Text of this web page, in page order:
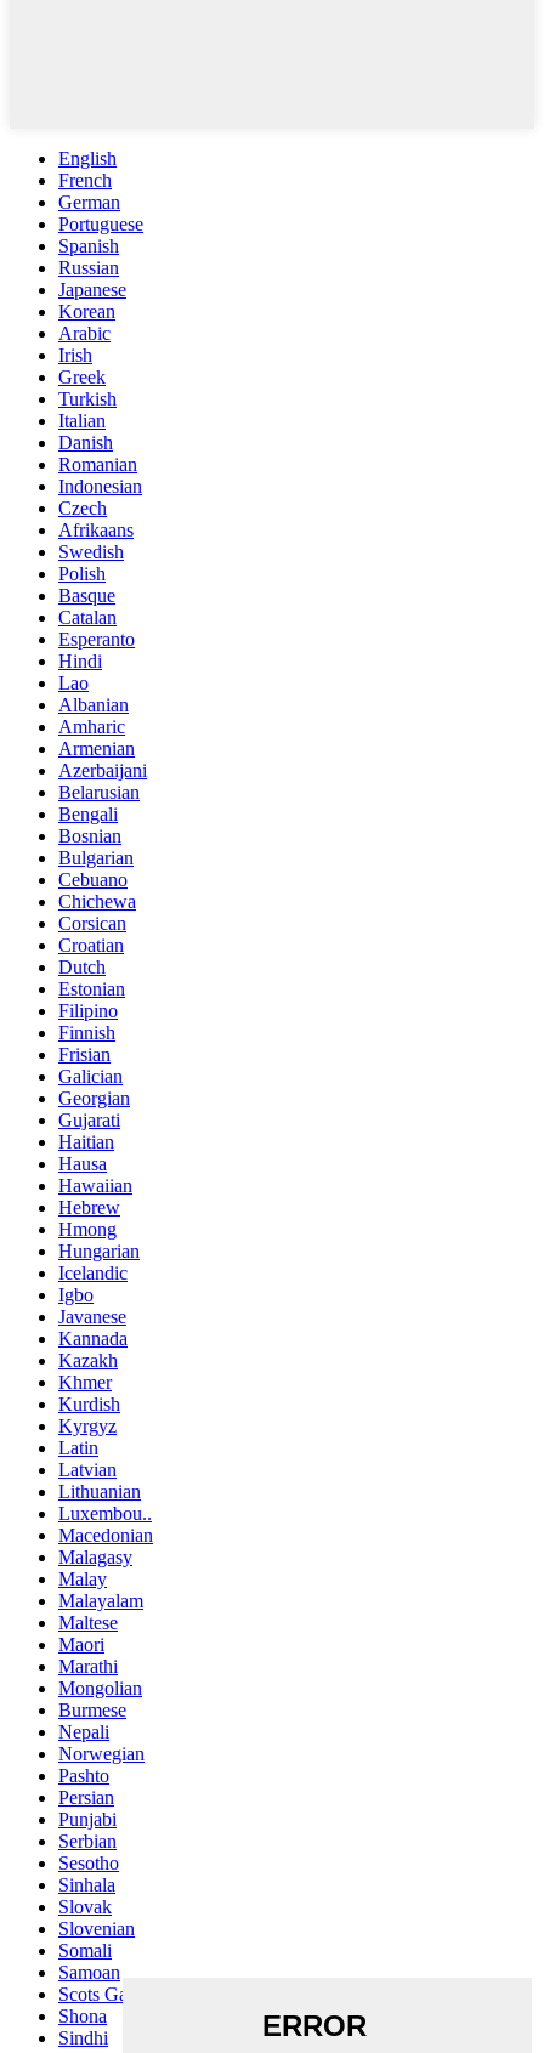
English
French
German
Portuguese
Spanish
Russian
Japanese
Korean
Arabic
Irish
Greek
Turkish
Italian
Danish
Romanian
Indonesian
Czech
Afrikaans
Swedish
Polish
Basque
Catalan
Esperanto
Hindi
Lao
Albanian
Amharic
Armenian
Azerbaijani
Belarusian
Bengali
Bosnian
Bulgarian
Cebuano
Chichewa
Corsican
Croatian
Dutch
Estonian
Filipino
Finnish
Frisian
Galician
Georgian
Gujarati
Haitian
Hausa
Hawaiian
Hebrew
Hmong
Hungarian
Icelandic
Igbo
Javanese
Kannada
Kazakh
Khmer
Kurdish
Kyrgyz
Latin
Latvian
Lithuanian
Luxembou..
Macedonian
Malagasy
Malay
Malayalam
Maltese
Maori
Marathi
Mongolian
Burmese
Nepali
Norwegian
Pashto
Persian
Punjabi
Serbian
Sesotho
Sinhala
Slovak
Slovenian
Somali
Samoan
Scots Gaelic
Shona
Sindhi